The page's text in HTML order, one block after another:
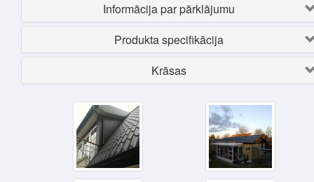
Informācija par pārklājumu
Produkta specifikācija
Krāsas